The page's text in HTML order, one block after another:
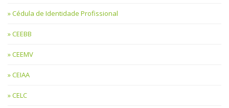
Cédula de Identidade Profissional
CEEBB
CEEMV
CEIAA
CELC